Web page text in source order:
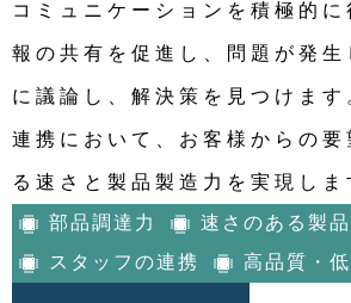
コミュニケーションを積極的
報の共有を促進し、問題が発生
に議論し、解決策を見つけます
連携において、お客様からの要
る速さと製品製造力を実現しま
部品調達力
速さのある製
スタッフの連携
高品質・